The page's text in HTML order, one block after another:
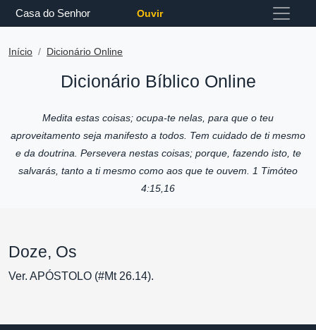
Casa do Senhor Ouvir
Início Dicionário Online
Dicionário Bíblico Online
Medita estas coisas; ocupa-te nelas, para que o teu
aproveitamento seja manifesto a todos. Tem cuidado de ti mesmo
e da doutrina. Persevera nestas coisas; porque, fazendo isto, te
salvarás, tanto a ti mesmo como aos que te ouvem. 1 Timóteo
4:15,16
Doze, Os
Ver. APÓSTOLO (#Mt 26.14).